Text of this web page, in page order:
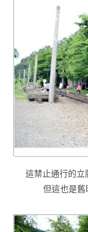
這禁止通行的立
但這也是舊